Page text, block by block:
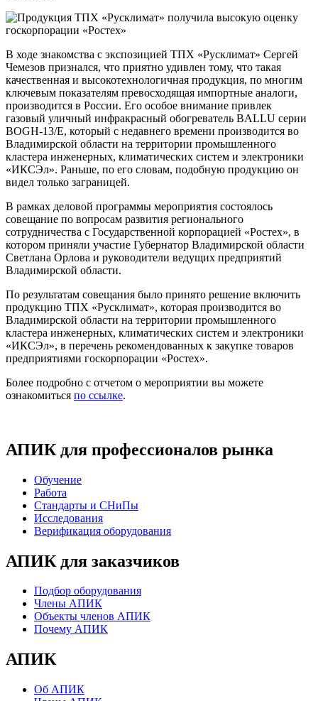
В ходе знакомства с экспозицией ТПХ «Русклимат» Сергей
Чемезов признался, что приятно удивлен тому, что такая
качественная и высокотехнологичная продукция, по многим
ключевым показателям превосходящая импортные аналоги,
производится в России. Его особое внимание привлек
газовый уличный инфракрасный обогреватель BALLU серии
BOGH-13/E, который с недавнего времени производится во
Владимирской области на территории промышленного
кластера инженерных, климатических систем и электроники
«ИКСЭл». Раньше, по его словам, подобную продукцию он
видел только заграницей.
В рамках деловой программы мероприятия состоялось
совещание по вопросам развития регионального
сотрудничества с Государственной корпорацией «Ростех», в
котором приняли участие Губернатор Владимирской области
Светлана Орлова и руководители ведущих предприятий
Владимирской области.
По результатам совещания было принято решение включить
продукцию ТПХ «Русклимат», которая производится во
Владимирской области на территории промышленного
кластера инженерных, климатических систем и электроники
«ИКСЭл», в перечень рекомендованных к закупке товаров
предприятиями госкорпорации «Ростех».
Более подробно с отчетом о мероприятии вы можете
ознакомиться по ссылке.
АПИК для профессионалов рынка
Обучение
Работа
Стандарты и СНиПы
Исследования
Верификация оборудования
АПИК для заказчиков
Подбор оборудования
Члены АПИК
Объекты членов АПИК
Почему АПИК
АПИК
Об АПИК